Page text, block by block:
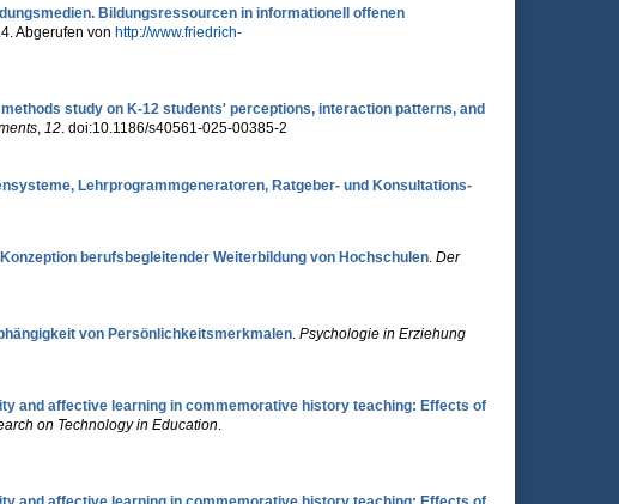
Bildungsressourcen in informationell offenen
Abgerufen von http://www.friedrich-
study on K-12 students' perceptions, interaction patterns, and
, 12. doi:10.1186/s40561-025-00385-2
Lehrprogrammgeneratoren, Ratgeber- und Konsultations­
berufsbegleitender Weiterbildung von Hochschulen. Der
von Persönlichkeitsmerkmalen. Psychologie in Erziehung
and affective learning in commemorative history teaching: Effects of
on Technology in Education.